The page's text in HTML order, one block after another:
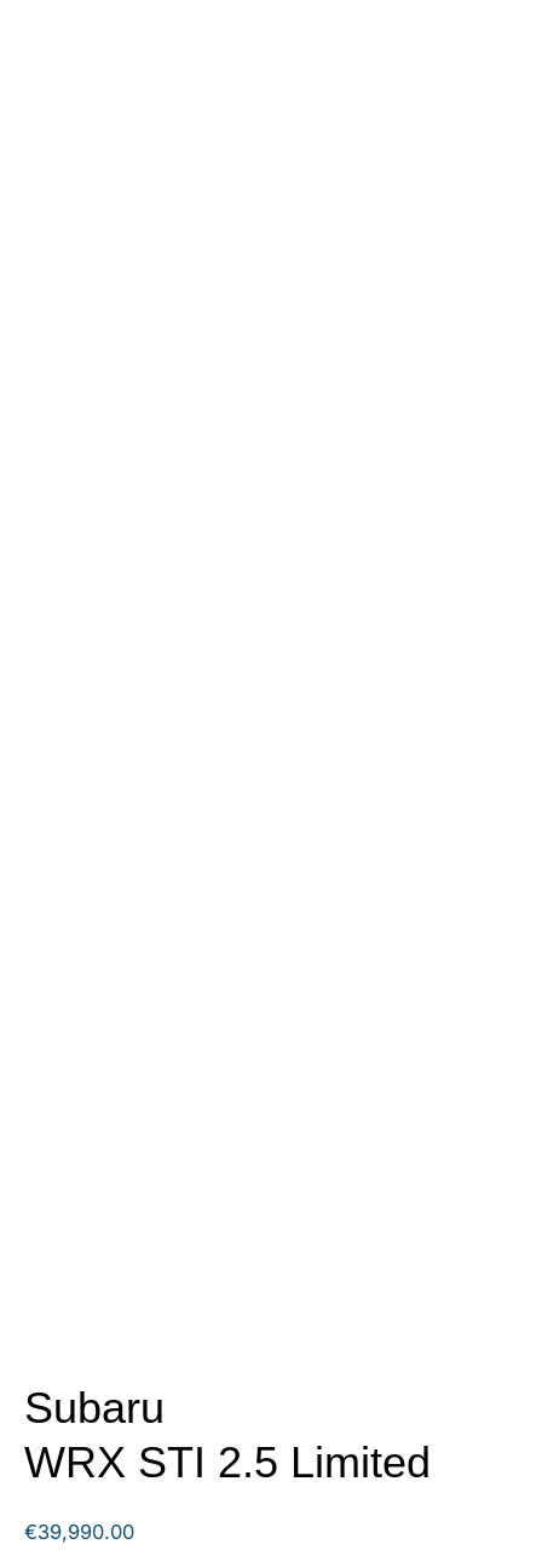
Subaru
WRX STI 2.5 Limited
€39,990.00